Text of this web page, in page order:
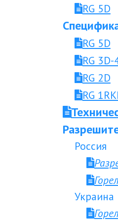
RG 5D
RG 5D
RG 3D-
RG 2D
RG
Россия
Украина